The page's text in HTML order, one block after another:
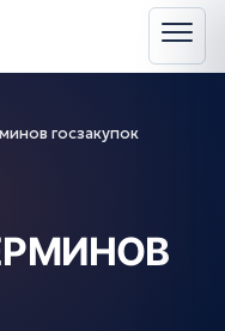
госзакупок